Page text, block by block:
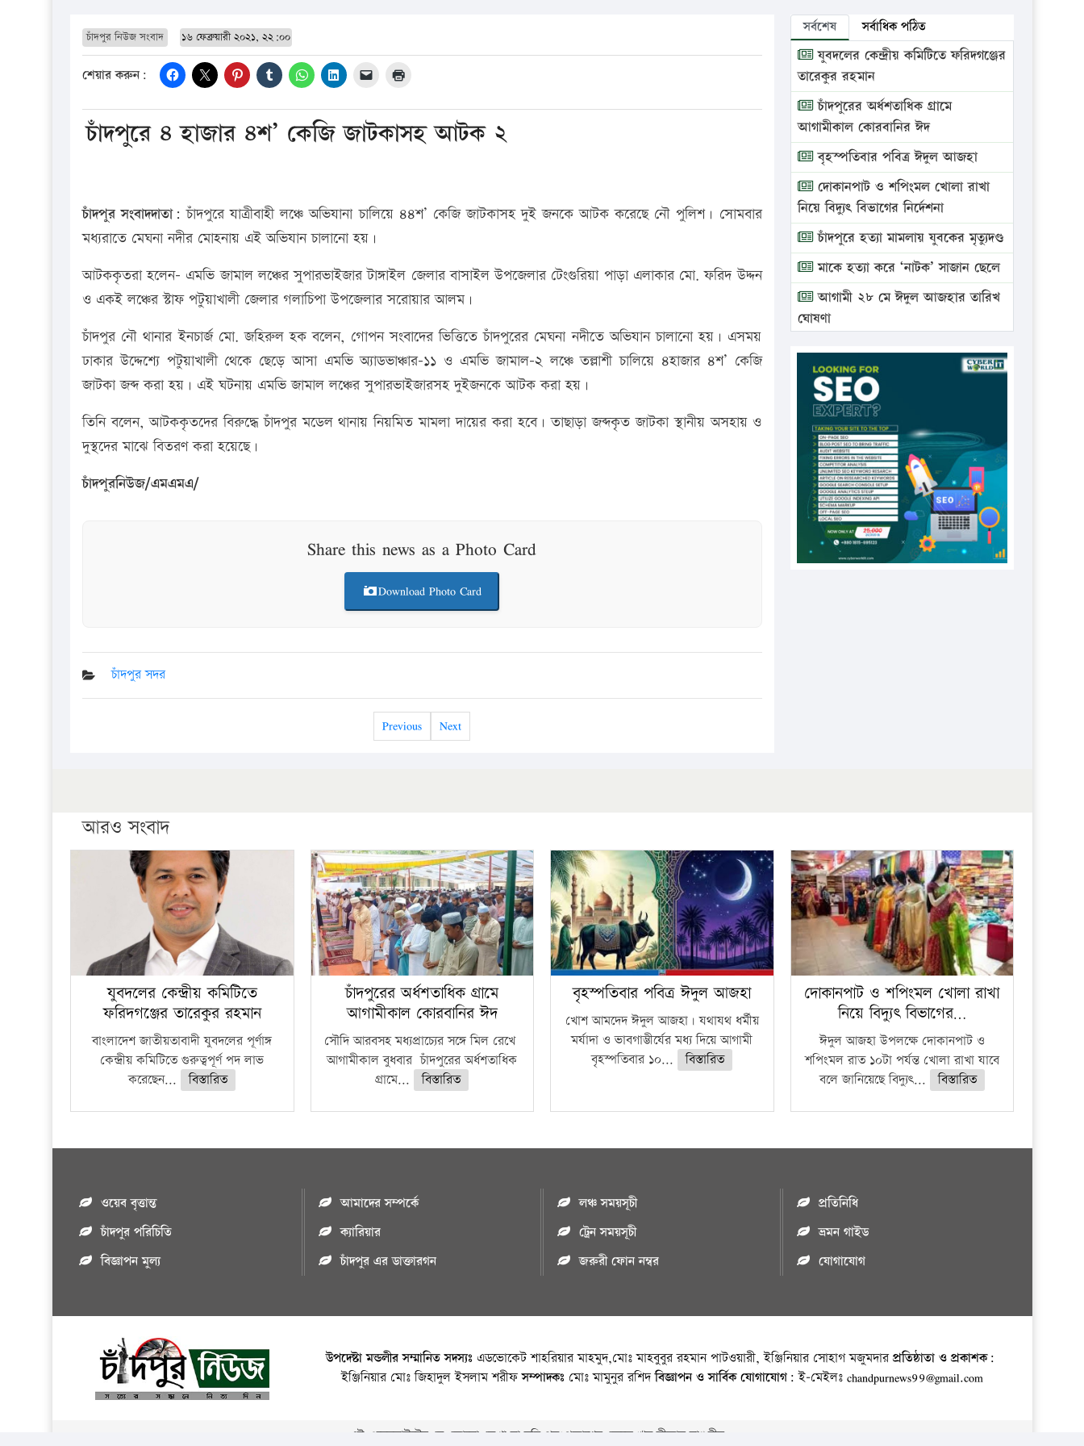
চাঁদপুর নিউজ সংবাদ ১৬ ফেব্রুয়ারী ২০২১, ২২:০০
শেয়ার করুন:
চাঁদপুরে ৪ হাজার ৪শ’ কেজি জাটকাসহ আটক ২
চাঁদপুর সংবাদদাতা:চাঁদপুরে যাত্রীবাহী লঞ্চে অভিযানা চালিয়ে ৪৪শ’ কেজি জাটকাসহ দুই জনকে আটক করেছে নৌ পুলিশ। সোমবার
মধ্যরাতে মেঘনা নদীর মোহনায় এই অভিযান চালানো হয়।
আটককৃতরা হলেন- এমভি জামাল লঞ্চের সুপারভাইজার টাঙ্গাইল জেলার বাসাইল উপজেলার টেংগুরিয়া পাড়া এলাকার মো. ফরিদ উদ্দন
ও একই লঞ্চের স্টাফ পটুয়াখালী জেলার গলাচিপা উপজেলার সরোয়ার আলম।
চাঁদপুর নৌ থানার ইনচার্জ মো. জহিরুল হক বলেন, গোপন সংবাদের ভিত্তিতে চাঁদপুরের মেঘনা নদীতে অভিযান চালানো হয়। এসময়
ঢাকার উদ্দেশ্যে পটুয়াখালী থেকে ছেড়ে আসা এমভি অ্যাডভাঞ্চার-১১ ও এমভি জামাল-২ লঞ্চে তল্লাশী চালিয়ে ৪হাজার ৪শ’ কেজি
জাটকা জব্দ করা হয়। এই ঘটনায় এমভি জামাল লঞ্চের সুপারভাইজারসহ দুইজনকে আটক করা হয়।
তিনি বলেন, আটককৃতদের বিরুদ্ধে চাঁদপুর মডেল থানায় নিয়মিত মামলা দায়ের করা হবে। তাছাড়া জব্দকৃত জাটকা স্থানীয় অসহায় ও
দুস্থদের মাঝে বিতরণ করা হয়েছে।
চাঁদপুরনিউজ/এমএমএ/
Share this news as a Photo Card
Download Photo Card
চাঁদপুর সদর
Previous Next
সর্বশেষ সর্বাধিক পঠিত
যুবদলের কেন্দ্রীয় কমিটিতে ফরিদগঞ্জের
তারেকুর রহমান
চাঁদপুরের অর্ধশতাধিক গ্রামে
আগামীকাল কোরবানির ঈদ
বৃহস্পতিবার পবিত্র ঈদুল আজহা
দোকানপাট ও শপিংমল খোলা রাখা
নিয়ে বিদ্যুৎ বিভাগের নির্দেশনা
চাঁদপুরে হত্যা মামলায় যুবকের মৃত্যুদণ্ড
মাকে হত্যা করে ‘নাটক’ সাজান ছেলে
আগামী ২৮ মে ঈদুল আজহার তারিখ
ঘোষণা
ভ্রাম্যমাণ আদালতে দুইটি প্রতিষ্ঠানকে
প্রতিষ্ঠানকে ৪০হাজার টাকা জরিমানা।
এবার লঞ্চের ভাড়া বাড়ল
১৭ থেকে ২১ শতাংশ বিদ্যুতের দাম
বাড়ানোর প্রস্তাব পিডিবির
১৬ মে চাঁদপুর ও ২৫ মে ফেনী সফরে
যাবেন প্রধানমন্ত্রী
উচ্চশিক্ষায় গৌরবময় অর্জন: পূর্ণ
স্কলারশিপে যুক্তরাষ্ট্রে পিএইচডি করছেন
আরও সংবাদ
যুবদলের কেন্দ্রীয় কমিটিতে
ফরিদগঞ্জের তারেকুর রহমান
বাংলাদেশ জাতীয়তাবাদী যুবদলের পূর্ণাঙ্গ
কেন্দ্রীয় কমিটিতে গুরুত্বপূর্ণ পদ লাভ
করেছেন...
বিস্তারিত
চাঁদপুরের অর্ধশতাধিক গ্রামে
আগামীকাল কোরবানির ঈদ
সৌদি আরবসহ মধ্যপ্রাচ্যের সঙ্গে মিল রেখে
আগামীকাল বুধবার চাঁদপুরের অর্ধশতাধিক
গ্রামে...
বিস্তারিত
বৃহস্পতিবার পবিত্র ঈদুল আজহা
খোশ আমদেদ ঈদুল আজহা। যথাযথ ধর্মীয়
মর্যাদা ও ভাবগাম্ভীর্যের মধ্য দিয়ে আগামী
বৃহস্পতিবার ১০...
বিস্তারিত
দোকানপাট ও শপিংমল খোলা রাখা
নিয়ে বিদ্যুৎ বিভাগের…
ঈদুল আজহা উপলক্ষে দোকানপাট ও
শপিংমল রাত ১০টা পর্যন্ত খোলা রাখা যাবে
বলে জানিয়েছে বিদ্যুৎ...
বিস্তারিত
ওয়েব বৃত্তান্ত
চাঁদপুর পরিচিতি
বিজ্ঞাপন মুল্য
আমাদের সম্পর্কে
ক্যারিয়ার
চাঁদপুর এর ডাক্তারগন
লঞ্চ সময়সূচী
ট্রেন সময়সূচী
জরুরী ফোন নম্বর
প্রতিনিধি
ভ্রমন গাইড
যোগাযোগ
উপদেষ্টা মন্ডলীর সম্মানিত সদস্যঃ এডভোকেট শাহরিয়ার মাহমুদ,মোঃ মাহবুবুর রহমান পাটওয়ারী, ইঞ্জিনিয়ার সোহাগ মজুমদারপ্রতিষ্ঠাতা ও প্রকাশক:
ইঞ্জিনিয়ার মোঃ জিহাদুল ইসলাম শরীফসম্পাদকঃ মোঃ মামুনুর রশিদবিজ্ঞাপন ও সার্বিক যোগাযোগ: ই-মেইলঃ chandpurnews99@gmail.com
এই ওয়েবসাইটের যে কোনো লেখা বা ছবি পুনঃপ্রকাশের ক্ষেত্রে ঋন স্বীকার বাঞ্চনীয় ।